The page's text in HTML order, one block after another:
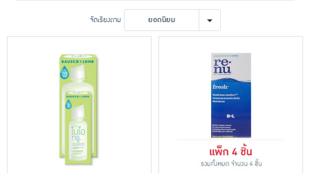
ขนมขบเคี้ยว และช็อคโกแลต
อาหารสด ผัก ผลไม้และเบเกอรี่
จัดเรียงตาม ยอดนิยม